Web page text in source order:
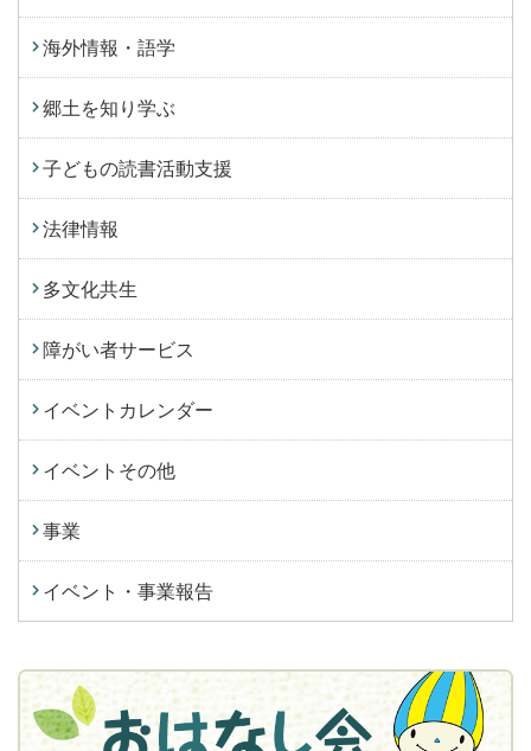
海外情報・語学
郷土を知り学ぶ
子どもの読書活動支援
法律情報
多文化共生
障がい者サービス
イベントカレンダー
イベントその他
事業
イベント・事業報告